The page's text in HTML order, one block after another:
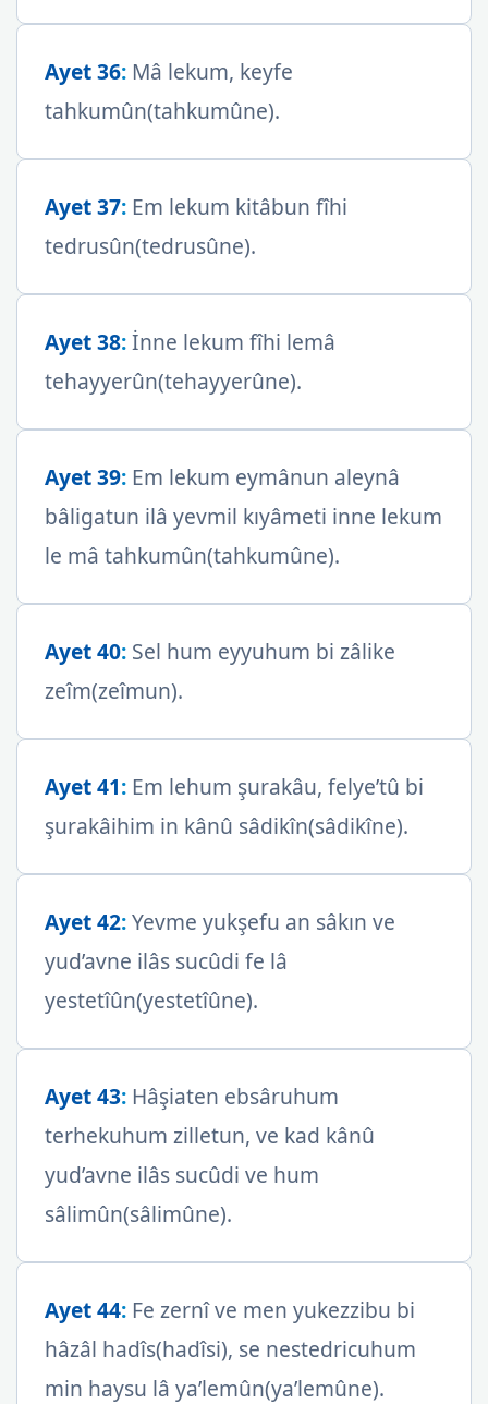
Ayet 36: Mâ lekum, keyfe
tahkumûn(tahkumûne).
Ayet 37: Em lekum kitâbun fîhi
tedrusûn(tedrusûne).
Ayet 38:İnne lekum fîhi lemâ
tehayyerûn(tehayyerûne).
Ayet 39: Em lekum eymânun aleynâ
bâligatun ilâ yevmil kıyâmeti inne lekum
le mâ tahkumûn(tahkumûne).
Ayet 40: Sel hum eyyuhum bi zâlike
zeîm(zeîmun).
Ayet 41: Em lehum şurakâu, felye’tû bi
şurakâihim in kânû sâdikîn(sâdikîne).
Ayet 42:Yevme yukşefu an sâkın ve
yud’avne ilâs sucûdi fe lâ
yestetîûn(yestetîûne).
Ayet 43: Hâşiaten ebsâruhum
terhekuhum zilletun, ve kad kânû
yud’avne ilâs sucûdi ve hum
sâlimûn(sâlimûne).
Ayet 44: Fe zernî ve men yukezzibu bi
hâzâl hadîs(hadîsi), se nestedricuhum
min haysu lâ ya’lemûn(ya’lemûne).